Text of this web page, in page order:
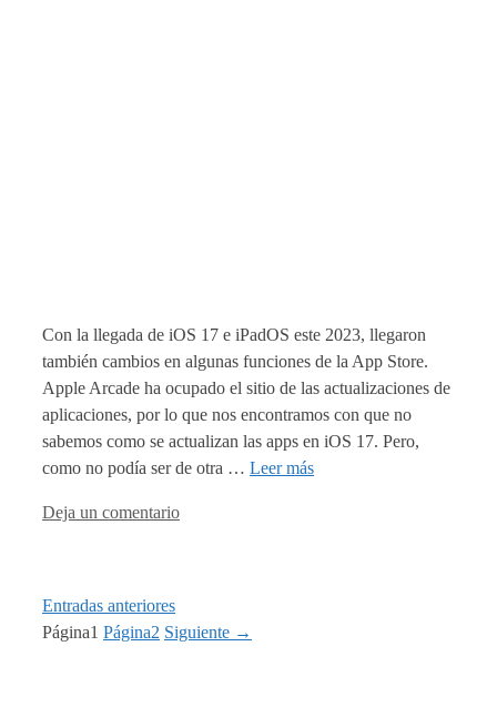
Con la llegada de iOS 17 e iPadOS este 2023, llegaron
también cambios en algunas funciones de la App Store.
Apple Arcade ha ocupado el sitio de las actualizaciones de
aplicaciones, por lo que nos encontramos con que no
sabemos como se actualizan las apps en iOS 17. Pero,
como no podía ser de otra … Leer más
Deja un comentario
Entradas anteriores
Página1 Página2 Siguiente →